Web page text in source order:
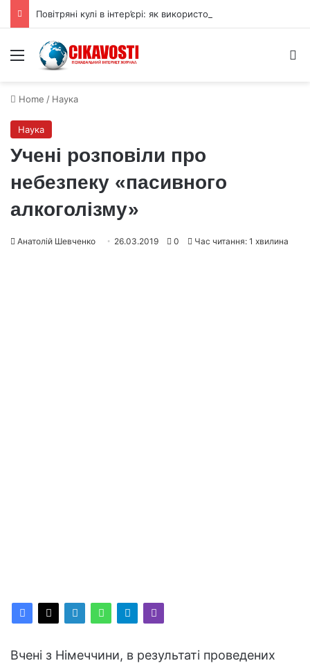
Menu
Home / Наука
Наука
Учені розповіли про
небезпеку «пасивного
алкоголізму»
Анатолій Шевченко 26.03.2019 0 Час читання: 1 хвилина
Вчені з Німеччини, в результаті проведених